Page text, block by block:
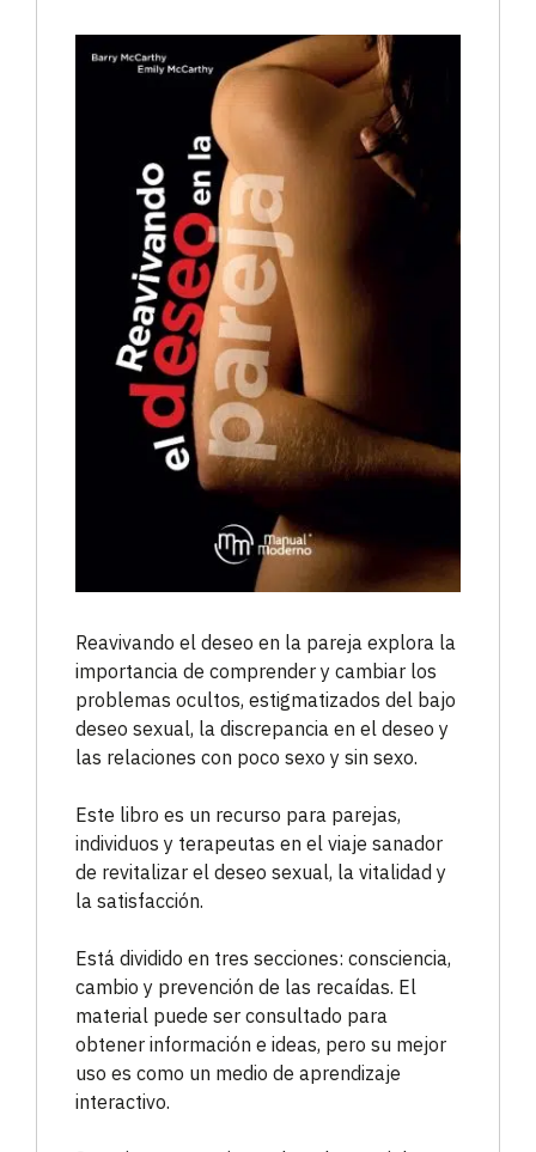
Reavivando el deseo en la pareja explora la
importancia de comprender y cambiar los
problemas ocultos, estigmatizados del bajo
deseo sexual, la discrepancia en el deseo y
las relaciones con poco sexo y sin sexo.
Este libro es un recurso para parejas,
individuos y terapeutas en el viaje sanador
de revitalizar el deseo sexual, la vitalidad y
la satisfacción.
Está dividido en tres secciones: consciencia,
cambio y prevención de las recaídas. El
material puede ser consultado para
obtener información e ideas, pero su mejor
uso es como un medio de aprendizaje
interactivo.